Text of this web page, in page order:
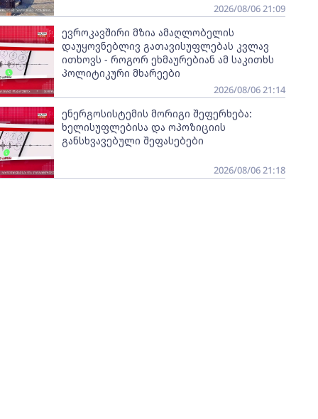
2026/08/06 21:09
ევროკავშირი მზია ამაღლობელის
დაუყოვნებლივ გათავისუფლებას კვლავ
ითხოვს - როგორ ეხმაურებიან ამ საკითხს
პოლიტიკური მხარეები
2026/08/06 21:14
ენერგოსისტემის მორიგი შეფერხება:
ხელისუფლებისა და ოპოზიციის
განსხვავებული შეფასებები
2026/08/06 21:18